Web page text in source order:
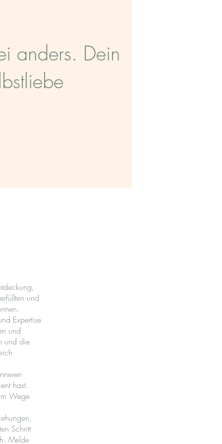
anders. Dein
und
Expertise
und
und die
hast.
Wege
Schritt
Melde